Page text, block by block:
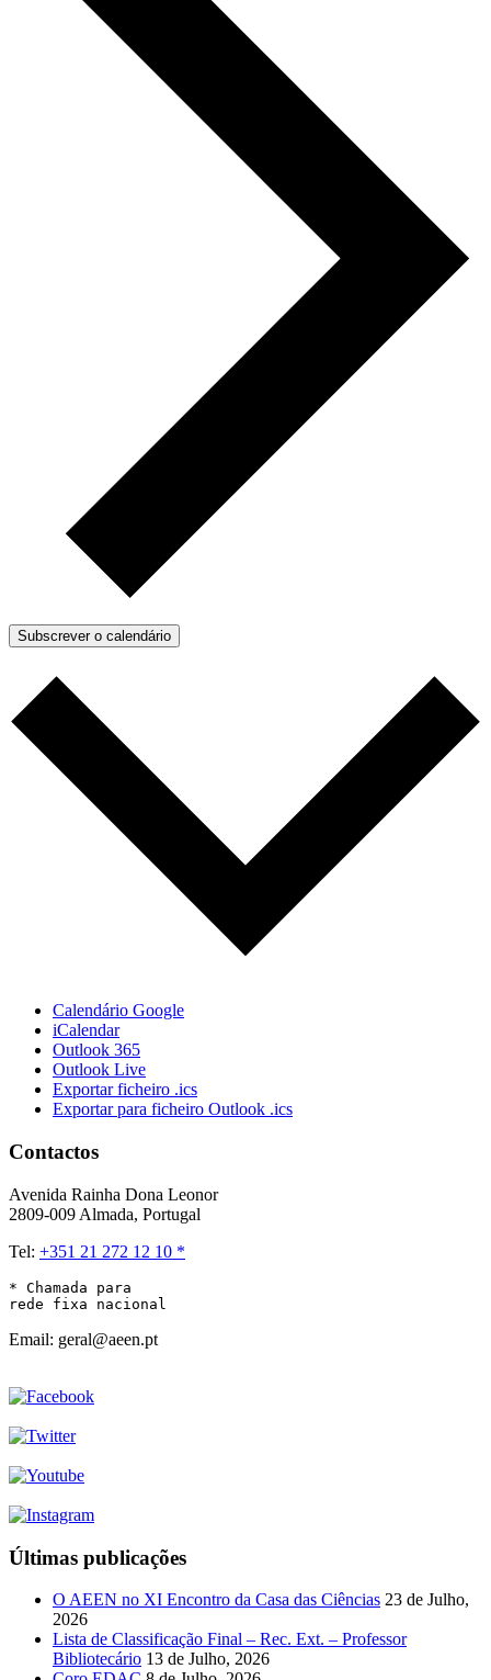
Subscrever o calendário
Calendário Google
iCalendar
Outlook 365
Outlook Live
Exportar ficheiro .ics
Exportar para ficheiro Outlook .ics
Contactos
Avenida Rainha Dona Leonor
2809-009 Almada, Portugal
Tel: +351 21 272 12 10 *
* Chamada para
rede fixa nacional
Email: geral@aeen.pt
Últimas publicações
O AEEN no XI Encontro da Casa das Ciências 23 de Julho,
2026
Lista de Classificação Final – Rec. Ext. – Professor
Bibliotecário 13 de Julho, 2026